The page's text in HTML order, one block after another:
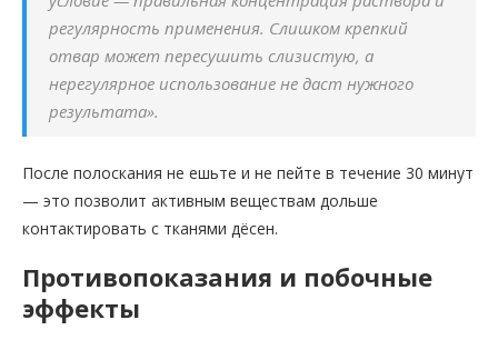
регулярность применения. Слишком крепкий
отвар может пересушить слизистую, а
нерегулярное использование не даст нужного
результата».
После полоскания не ешьте и не пейте в течение 30 минут
— это позволит активным веществам дольше
контактировать с тканями дёсен.
Противопоказания и побочные
эффекты